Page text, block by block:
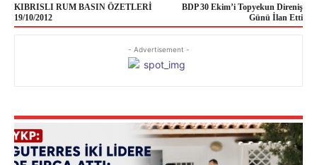
KIBRISLI RUM BASIN ÖZETLERİ
19/10/2012
BDP 30 Ekim’i Topyekun Direniş
Günü İlan Etti
- Advertisement -